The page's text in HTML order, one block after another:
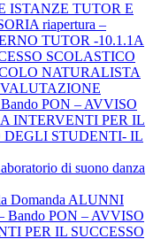
ISTANZE TUTOR E
riapertura –
TUTOR -10.1.1A
SCOLASTICO
NATURALISTA
PON – AVVISO
INTERVENTI PER IL
DEGLI STUDENTI- IL
di suono danza
Domanda ALUNNI
PON – AVVISO
PER IL SUCCESSO